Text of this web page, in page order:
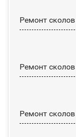
Ремонт
Ремонт
Ремонт